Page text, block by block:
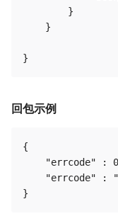
        }
    }
回包示例
{
"errcode" :
"errcode" :